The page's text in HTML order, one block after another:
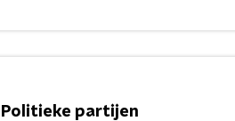
Politieke partijen